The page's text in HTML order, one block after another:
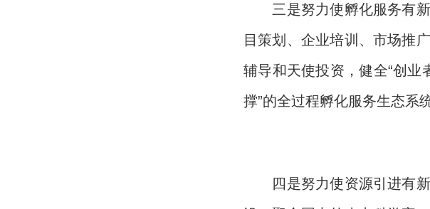
三是努力使孵化服务有
目策划、企业培训、市场推
辅导和天使投资，健全“创业
撑”的全过程孵化服务
四是努力使资源引进有